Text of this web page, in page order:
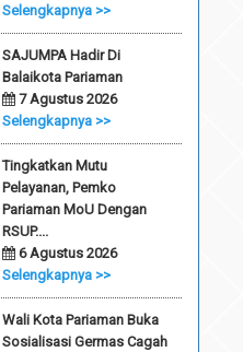
Selengkapnya >>
SAJUMPA Hadir Di
Balaikota Pariaman
7 Agustus 2026
Selengkapnya >>
Tingkatkan Mutu
Pelayanan, Pemko
Pariaman MoU Dengan
RSUP....
6 Agustus 2026
Selengkapnya >>
Wali Kota Pariaman Buka
Sosialisasi Germas Cagah